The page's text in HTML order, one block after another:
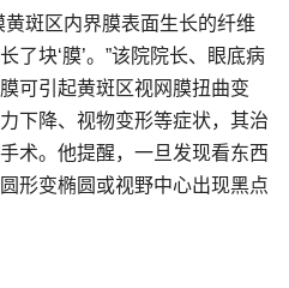
斑区内界膜表面生长的纤维
了块‘膜’。”该院院长、眼底病
可引起黄斑区视网膜扭曲变
下降、视物变形等症状，其治
术。他提醒，一旦发现看东西
形变椭圆或视野中心出现黑点